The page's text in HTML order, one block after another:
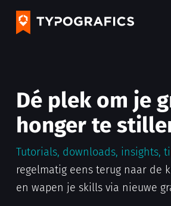
Dé plek om je
honger te
Tutorials, downloads, insights,
regelmatig eens terug naar de
en wapen je skills via nieuwe